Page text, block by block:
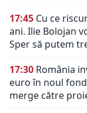
17:45 Cu ce
ani. Ilie Bolojan
Sper să putem
17:30 România
euro în noul
merge către